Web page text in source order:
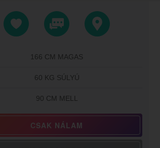
166 CM MAGAS
60 KG SÚLYÚ
90 CM MELL
CSAK NÁLAM